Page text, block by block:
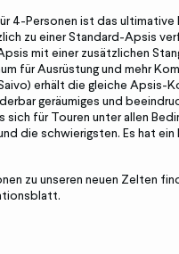
4-Personen ist das ultimative
zu einer Standard-Apsis
mit einer zusätzlichen
für Ausrüstung und mehr
erhält die gleiche Apsis-
geräumiges und
für Touren unter allen
die schwierigsten. Es hat ein
zu unseren neuen Zelten